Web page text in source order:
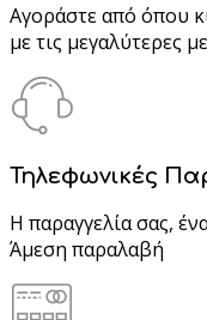
Αγοράστε από όπου
με τις μεγαλύτερες
Τηλεφωνικές
Η παραγγελία σας,
Άμεση παραλαβή